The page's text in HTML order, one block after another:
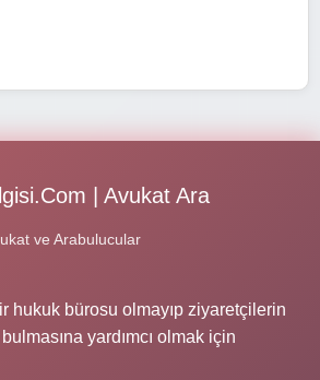
| Avukat Ara
ve Arabulucular
hukuk bürosu olmayıp ziyaretçilerin
yardımcı olmak için